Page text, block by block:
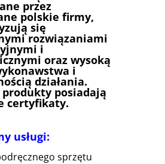
przez
polskie firmy,
się
rozwiązaniami
i
oraz wysoką
i
działania.
posiadają
certyfikaty.
usługi:
sprzętu